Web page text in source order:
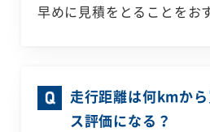
早めに見積をとることをお
走行距離は何kmか
ス評価になる？